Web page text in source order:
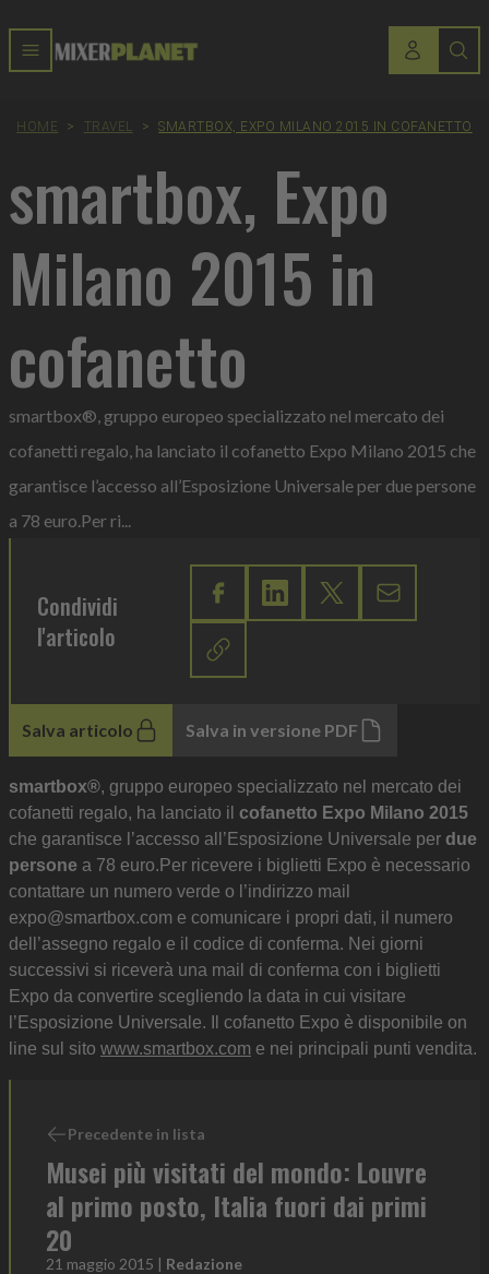
HOME > TRAVEL > SMARTBOX, EXPO MILANO 2015 IN COFANETTO
smartbox, Expo
Milano 2015 in
cofanetto
smartbox®, gruppo europeo specializzato nel mercato dei
cofanetti regalo, ha lanciato il cofanetto Expo Milano 2015 che
garantisce l’accesso all’Esposizione Universale per due persone
a 78 euro.Per ri...
Condividi
l'articolo
Salva articolo Salva in versione PDF
smartbox®, gruppo europeo specializzato nel mercato dei
cofanetti regalo, ha lanciato il cofanetto Expo Milano 2015
che garantisce l’accesso all’Esposizione Universale per due
persone a 78 euro.Per ricevere i biglietti Expo è necessario
contattare un numero verde o l’indirizzo mail
expo@smartbox.com e comunicare i propri dati, il numero
dell’assegno regalo e il codice di conferma. Nei giorni
successivi si riceverà una mail di conferma con i biglietti
Expo da convertire scegliendo la data in cui visitare
l’Esposizione Universale. Il cofanetto Expo è disponibile on
line sul sito www.smartbox.com e nei principali punti vendita.
Precedente in lista
Musei più visitati del mondo: Louvre
al primo posto, Italia fuori dai primi
20
21 maggio 2015 | Redazione